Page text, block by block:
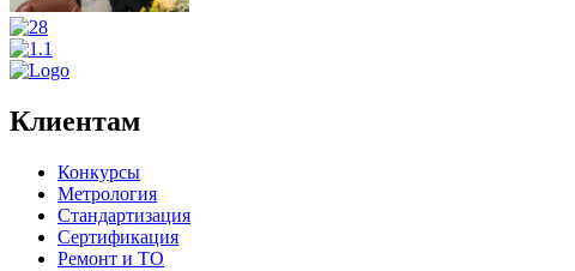
Клиентам
Конкурсы
Метрология
Стандартизация
Сертификация
Ремонт и ТО